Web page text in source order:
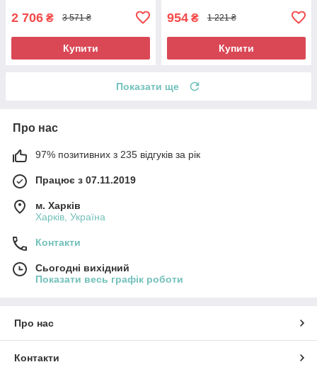
2 706 ₴ 3 571 ₴
Купити
954 ₴ 1 221 ₴
Купити
Показати ще
Про нас
97% позитивних з 235 відгуків за рік
Працює з 07.11.2019
м. Харків
Харків, Україна
Контакти
Сьогодні вихідний
Показати весь графік роботи
Про нас
Контакти